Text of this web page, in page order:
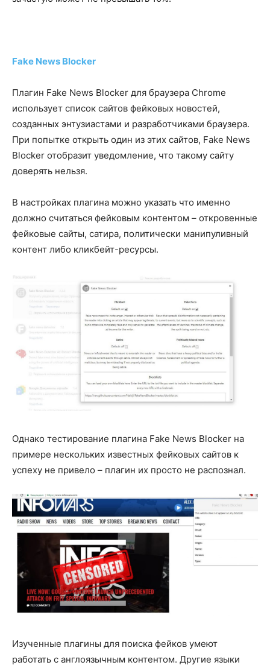
Fake News Blocker
Плагин Fake News Blocker для браузера Chrome
использует список сайтов фейковых новостей,
созданных энтузиастами и разработчиками браузера.
При попытке открыть один из этих сайтов, Fake News
Blocker отобразит уведомление, что такому сайту
доверять нельзя.
В настройках плагина можно указать что именно
должно считаться фейковым контентом – откровенные
фейковые сайты, сатира, политически манипуливный
контент либо кликбейт-ресурсы.
Однако тестирование плагина Fake News Blocker на
примере нескольких известных фейковых сайтов к
успеху не привело – плагин их просто не распознал.
Изученные плагины для поиска фейков умеют
работать с англоязычным контентом. Другие языки